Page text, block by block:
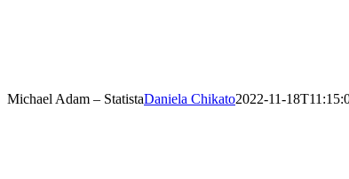
Michael Adam – StatistaDaniela Chikato2022-11-